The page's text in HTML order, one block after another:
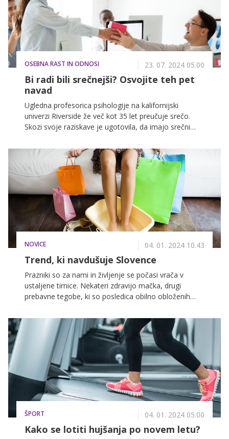
OSEBNA RAST IN ODNOSI 23. 07. 2024 05.00
Bi radi bili srečnejši? Osvojite teh pet
navad
Ugledna profesorica psihologije na kalifornijski
univerzi Riverside že več kot 35 let preučuje srečo.
Skozi svoje raziskave je ugotovila, da imajo srečni
katere.
NOVICE 04. 01. 2024 10.43
Trend, ki navdušuje Slovence
Prazniki so za nami in življenje se počasi vrača v
ustaljene tirnice. Nekateri zdravijo mačka, drugi
prebavne tegobe, ki so posledica obilno obloženih
pravi maraton med različnimi trgovinami, ko smo
nabavljali hrano in pijačo, ki decembra res ne smeta
zmanjkati, ter darila za vse, ki jih imamo radi. Dejstvo
je, da v prazničnem času brez obiska trgovin ne gre,
imamo pa za vas idejo, kako lahko naslednje leto
poenostavite ta projekt, se ob tem neizmerno
zabavate in z malo sreče začnete znova verjeti v
Božička.
ŠPORT 04. 01. 2024 05.00
Kako se lotiti hujšanja po novem letu?